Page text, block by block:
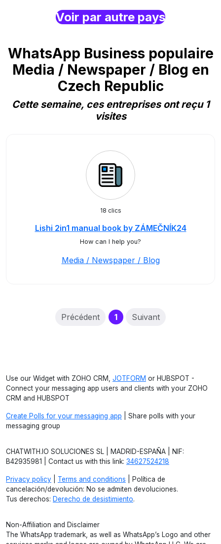
Voir par autre pays
WhatsApp Business populaire
Media / Newspaper / Blog en
Czech Republic
Cette semaine, ces entreprises ont reçu 1
visites
18 clics
Lishi 2in1 manual book by ZÁMEČNÍK24
How can I help you?
Media / Newspaper / Blog
Précédent 1(current)
Suivant
Use our Widget with ZOHO CRM, JOTFORM or HUBSPOT -
Connect your messaging app users and clients with your ZOHO
CRM and HUBSPOT
Create Polls for your messaging app | Share polls with your
messaging group
CHATWITH.IO SOLUCIONES SL | MADRID-ESPAÑA | NIF:
B42935981 | Contact us with this link: 34627524218
Privacy policy Terms and conditions | Política de
cancelación/devolución: No se admiten devoluciones.
Tus derechos: Derecho de desistimiento.
Non-Affiliation and Disclaimer
The WhatsApp trademark, as well as WhatsApp’s Logo and other